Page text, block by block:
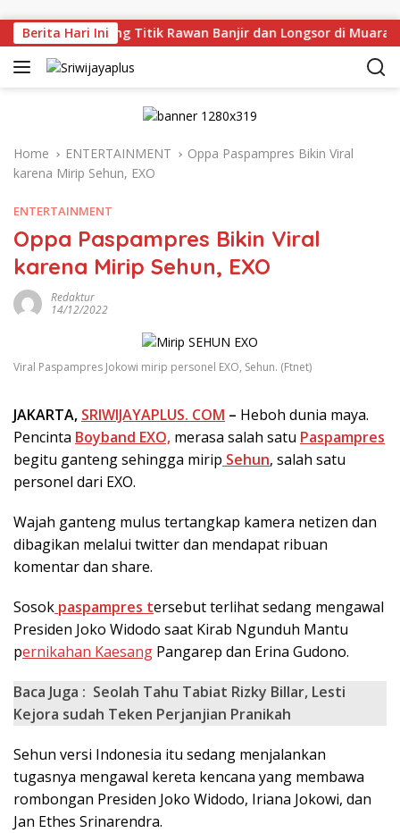
Berita Hari Ini
Tinjau Langsung Titik Rawan Banjir dan Longsor di Muara
Home ENTERTAINMENT
Oppa Paspampres Bikin Viral
karena Mirip Sehun, EXO
ENTERTAINMENT
Oppa Paspampres Bikin Viral
karena Mirip Sehun, EXO
Redaktur
14/12/2022
Viral Paspampres Jokowi mirip personel EXO, Sehun. (Ftnet)
JAKARTA, SRIWIJAYAPLUS. COM – Heboh dunia maya.
Pencinta Boyband EXO, merasa salah satu Paspampres
begitu ganteng sehingga mirip Sehun, salah satu
personel dari EXO.
Wajah ganteng mulus tertangkap kamera netizen dan
dibagikan melalui twitter dan mendapat ribuan
komentar dan share.
Sosok paspampres tersebut terlihat sedang mengawal
Presiden Joko Widodo saat Kirab Ngunduh Mantu
pernikahan Kaesang Pangarep dan Erina Gudono.
Baca Juga : Seolah Tahu Tabiat Rizky Billar, Lesti
Kejora sudah Teken Perjanjian Pranikah
Sehun versi Indonesia itu sedang menjalankan
tugasnya mengawal kereta kencana yang membawa
rombongan Presiden Joko Widodo, Iriana Jokowi, dan
Jan Ethes Srinarendra.